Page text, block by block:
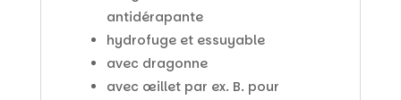
antidérapante
hydrofuge et essuyable
avec dragonne
avec œillet par ex. B. pour